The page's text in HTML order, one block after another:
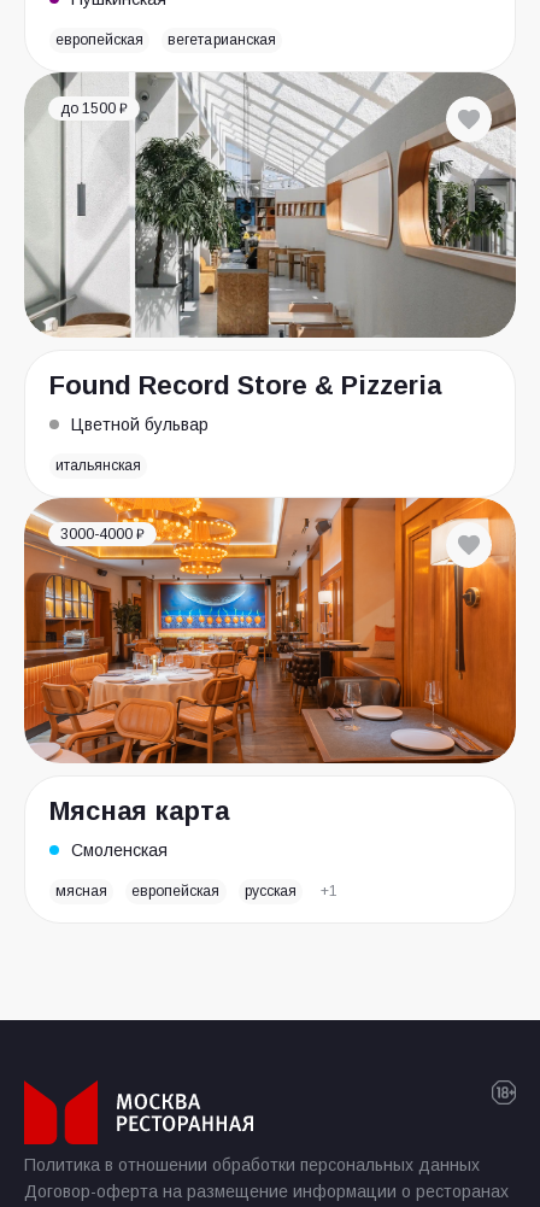
европейская вегетарианская
до 1500 ₽
Found Record Store & Pizzeria
Цветной бульвар
итальянская
3000-4000 ₽
Мясная карта
Смоленская
мясная европейская русская +1
Политика в отношении обработки персональных данных
Договор-оферта на размещение информации о ресторанах